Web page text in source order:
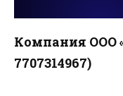
Компания ООО
7707314967)